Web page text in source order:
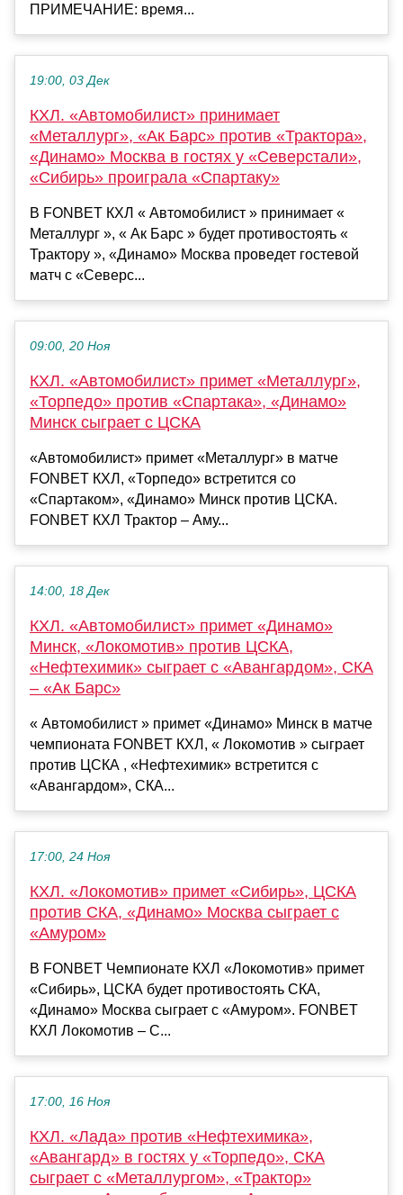
ПРИМЕЧАНИЕ: время...
19:00, 03 Дек
КХЛ. «Автомобилист» принимает
«Металлург», «Ак Барс» против «Трактора»,
«Динамо» Москва в гостях у «Северстали»,
«Сибирь» проиграла «Спартаку»
В FONBET КХЛ « Автомобилист » принимает «
Металлург », « Ак Барс » будет противостоять «
Трактору », «Динамо» Москва проведет гостевой
матч с «Северс...
09:00, 20 Ноя
КХЛ. «Автомобилист» примет «Металлург»,
«Торпедо» против «Спартака», «Динамо»
Минск сыграет с ЦСКА
«Автомобилист» примет «Металлург» в матче
FONBET КХЛ, «Торпедо» встретится со
«Спартаком», «Динамо» Минск против ЦСКА.
FONBET КХЛ Трактор – Аму...
14:00, 18 Дек
КХЛ. «Автомобилист» примет «Динамо»
Минск, «Локомотив» против ЦСКА,
«Нефтехимик» сыграет с «Авангардом», СКА
– «Ак Барс»
« Автомобилист » примет «Динамо» Минск в матче
чемпионата FONBET КХЛ, « Локомотив » сыграет
против ЦСКА , «Нефтехимик» встретится с
«Авангардом», СКА...
17:00, 24 Ноя
КХЛ. «Локомотив» примет «Сибирь», ЦСКА
против СКА, «Динамо» Москва сыграет с
«Амуром»
В FONBET Чемпионате КХЛ «Локомотив» примет
«Сибирь», ЦСКА будет противостоять СКА,
«Динамо» Москва сыграет с «Амуром». FONBET
КХЛ Локомотив – С...
17:00, 16 Ноя
КХЛ. «Лада» против «Нефтехимика»,
«Авангард» в гостях у «Торпедо», СКА
сыграет с «Металлургом», «Трактор»